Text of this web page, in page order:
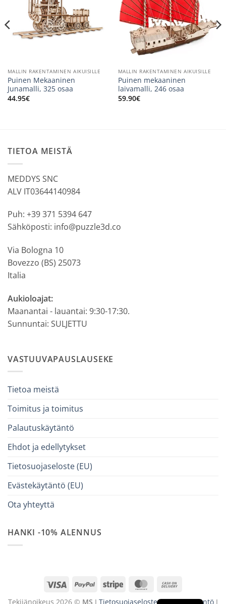
MALLIN RAKENTAMINEN AIKUISILLE
Puinen Mekaaninen
Junamalli, 325 osaa
44.95€
MALLIN RAKENTAMINEN AIKUISILLE
Puinen mekaaninen
laivamalli, 246 osaa
59.90€
TIETOA MEISTÄ
MEDDYS SNC
ALV IT03644140984
Puh: +39 371 5394 647
Sähköposti: info@puzzle3d.co
Via Bologna 10
Bovezzo (BS) 25073
Italia
Aukioloajat:
Maanantai - lauantai: 9:30-17:30.
Sunnuntai: SULJETTU
VASTUUVAPAUSLAUSEKE
Tietoa meistä
Toimitus ja toimitus
Palautuskäytäntö
Ehdot ja edellytykset
Tietosuojaseloste (EU)
Evästekäytäntö (EU)
Ota yhteyttä
HANKI -10% ALENNUS
Visa PayPal Stripe MasterCard
Tekijänoikeus 2026 © MS I TietosuojaselosteIEvästekäytäntö I